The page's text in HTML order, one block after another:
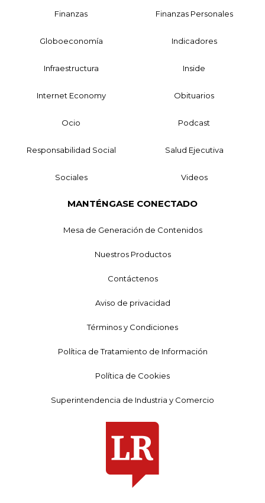
Finanzas Finanzas Personales
Globoeconomía Indicadores
Infraestructura Inside
Internet Economy Obituarios
Ocio Podcast
Responsabilidad Social Salud Ejecutiva
Sociales Videos
MANTÉNGASE CONECTADO
Mesa de Generación de Contenidos
Nuestros Productos
Contáctenos
Aviso de privacidad
Términos y Condiciones
Política de Tratamiento de Información
Política de Cookies
Superintendencia de Industria y Comercio